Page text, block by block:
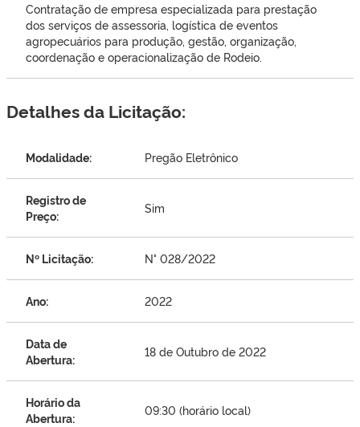
Contratação de empresa especializada para prestação
dos serviços de assessoria, logística de eventos
agropecuários para produção, gestão, organização,
coordenação e operacionalização de Rodeio.
Detalhes da Licitação:
Modalidade: Pregão Eletrônico
Registro de
Preço:
Sim
Nº Licitação: N° 028/2022
Ano: 2022
Data de
Abertura:
18 de Outubro de 2022
Horário da
Abertura:
09:30 (horário local)